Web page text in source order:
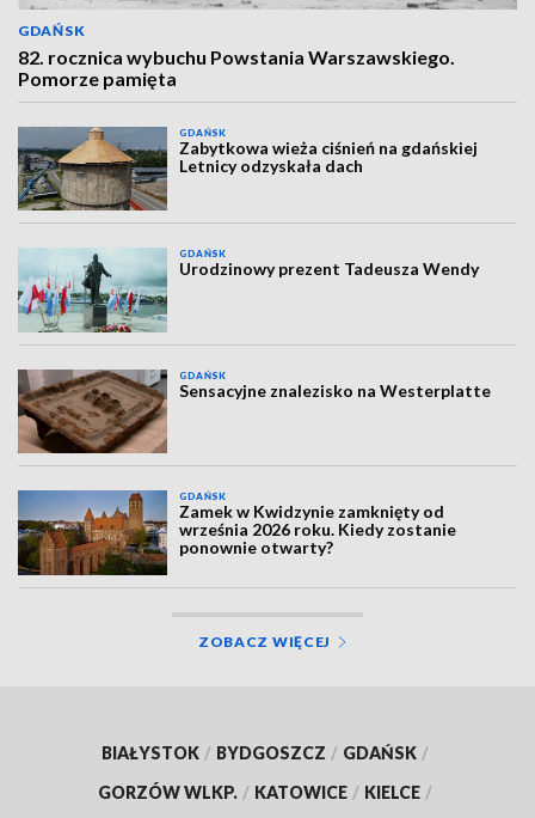
GDAŃSK
82. rocznica wybuchu Powstania Warszawskiego.
Pomorze pamięta
GDAŃSK
Zabytkowa wieża ciśnień na gdańskiej
Letnicy odzyskała dach
GDAŃSK
Urodzinowy prezent Tadeusza Wendy
GDAŃSK
Sensacyjne znalezisko na Westerplatte
GDAŃSK
Zamek w Kwidzynie zamknięty od
września 2026 roku. Kiedy zostanie
ponownie otwarty?
ZOBACZ WIĘCEJ
BIAŁYSTOK / BYDGOSZCZ / GDAŃSK /
GORZÓW WLKP. / KATOWICE / KIELCE /